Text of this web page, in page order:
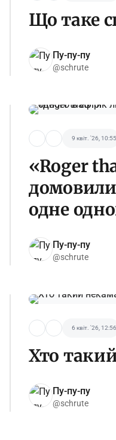
Що таке
Пу-пу-пу
@schrute
9 квіт. '26, 10:55
«Roger
одне
Пу-пу-пу
@schrute
6 квіт. '26, 12:56
Хто
Пу-пу-пу
@schrute